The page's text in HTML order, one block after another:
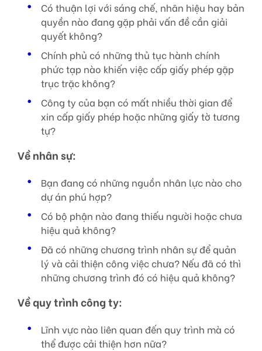
Có thuận lợi với sáng chế, nhãn hiệu hay bản
quyền nào đang gặp phải vấn đề cần giải
quyết không?
Chính phủ có những thủ tục hành chính
phức tạp nào khiến việc cấp giấy phép gặp
trục trặc không?
Công ty của bạn có mất nhiều thời gian để
xin cấp giấy phép hoặc những giấy tờ tương
tự?
Về nhân sự:
Bạn đang có những nguồn nhân lực nào cho
dự án phú hợp?
Có bộ phận nào đang thiếu người hoặc chưa
hiệu quả không?
Đã có những chương trình nhân sự để quản
lý và cải thiện công việc chưa? Nếu đã có thì
những chương trình đó có hiệu quả không?
Về quy trình công ty:
Lĩnh vực nào liên quan đến quy trình mà có
thể được cải thiện hơn nữa?